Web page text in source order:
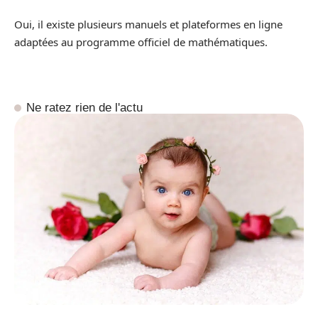
Oui, il existe plusieurs manuels et plateformes en ligne
adaptées au programme officiel de mathématiques.
Ne ratez rien de l'actu